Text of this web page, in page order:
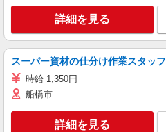
詳細を見る
スーパー資材の仕分け作業スタッフ
時給 1,350円
船橋市
詳細を見る